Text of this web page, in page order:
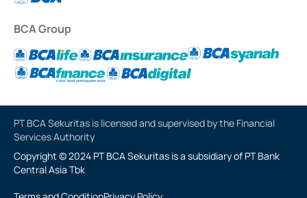
BCA Group
PT BCA Sekuritas is licensed and supervised by the Financial
Services Authority
Copyright © 2024 PT BCA Sekuritas is a subsidiary of PT Bank
Central Asia Tbk